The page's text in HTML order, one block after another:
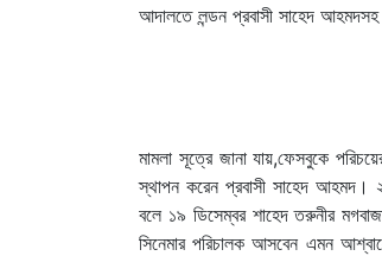
আদালতে লন্ডন প্রবাসী সাহেদ
মামলা সূত্রে জানা যায়,ফেসবুকে
স্থাপন করেন প্রবাসী সাহেদ আহমদ।
বলে ১৯ ডিসেম্বর শাহেদ তরুনীর
সিনেমার পরিচালক আসবেন এমন